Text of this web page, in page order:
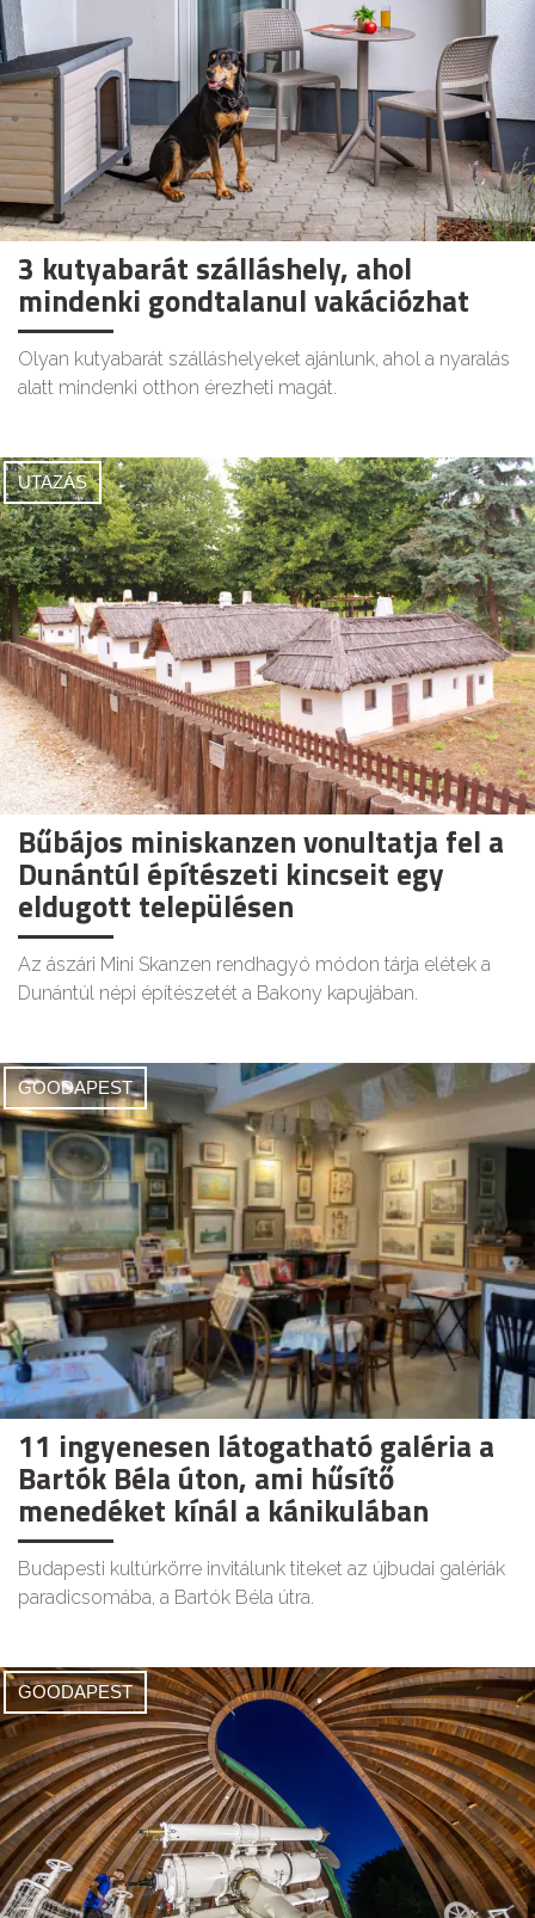
3 kutyabarát szálláshely, ahol
mindenki gondtalanul vakációzhat
Olyan kutyabarát szálláshelyeket ajánlunk, ahol a nyaralás
alatt mindenki otthon érezheti magát.
UTAZÁS
Bűbájos miniskanzen vonultatja fel a
Dunántúl építészeti kincseit egy
eldugott településen
Az ászári Mini Skanzen rendhagyó módon tárja elétek a
Dunántúl népi építészetét a Bakony kapujában.
GOODAPEST
11 ingyenesen látogatható galéria a
Bartók Béla úton, ami hűsítő
menedéket kínál a kánikulában
Budapesti kultúrkörre invitálunk titeket az újbudai galériák
paradicsomába, a Bartók Béla útra.
GOODAPEST